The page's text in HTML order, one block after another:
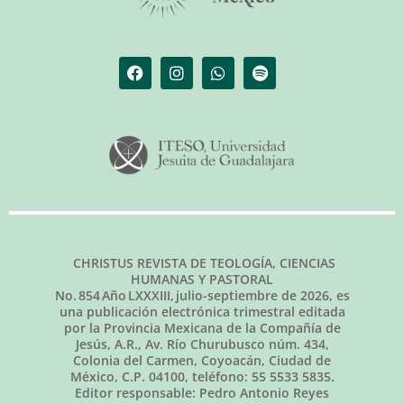
CHRISTUS REVISTA DE TEOLOGÍA, CIENCIAS
HUMANAS Y PASTORAL
No.854Año LXXXIII, julio-septiembre de 2026, es
una publicación electrónica trimestral editada
por la Provincia Mexicana de la Compañía de
Jesús, A.R., Av. Río Churubusco núm. 434,
Colonia del Carmen, Coyoacán, Ciudad de
México, C.P. 04100, teléfono: 55 5533 5835.
Editor responsable: Pedro Antonio Reyes